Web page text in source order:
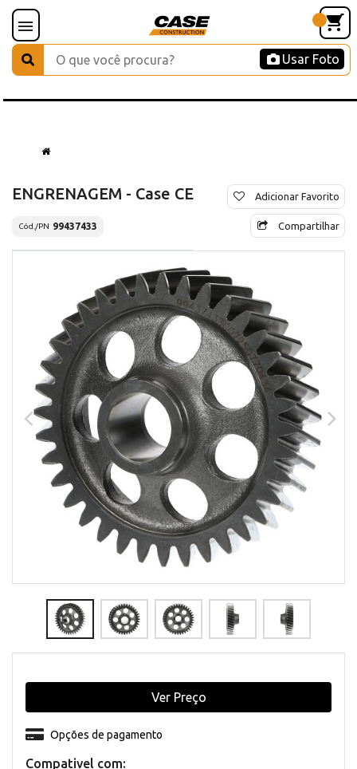
Usar Foto
ENGRENAGEM - Case CE
Cód./PN 99437433
Adicionar Favorito
Compartilhar
Compativel com:
Opções de pagamento
Ver Preço